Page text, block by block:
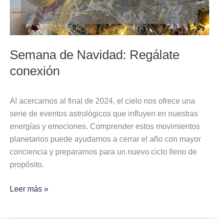
Semana de Navidad: Regálate
conexión
Al acercarnos al final de 2024, el cielo nos ofrece una
serie de eventos astrológicos que influyen en nuestras
energías y emociones. Comprender estos movimientos
planetarios puede ayudarnos a cerrar el año con mayor
conciencia y prepararnos para un nuevo ciclo lleno de
propósito.
Leer más »